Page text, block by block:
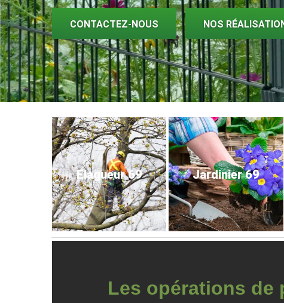
CONTACTEZ-NOUS NOS
Elagueur 69 Jardinier 69
Les opérations de